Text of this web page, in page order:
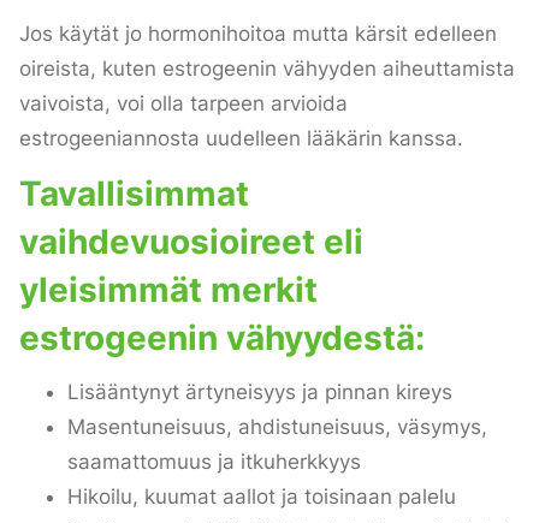
Jos käytät jo hormonihoitoa mutta kärsit edelleen
oireista, kuten estrogeenin vähyyden aiheuttamista
vaivoista, voi olla tarpeen arvioida
estrogeeniannosta uudelleen lääkärin kanssa.
Tavallisimmat
vaihdevuosioireet eli
yleisimmät merkit
estrogeenin vähyydestä:
Lisääntynyt ärtyneisyys ja pinnan kireys
Masentuneisuus, ahdistuneisuus, väsymys,
saamattomuus ja itkuherkkyys
Hikoilu, kuumat aallot ja toisinaan palelu